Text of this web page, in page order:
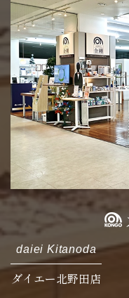
daiei Kitanoda
ダイエー北野田店